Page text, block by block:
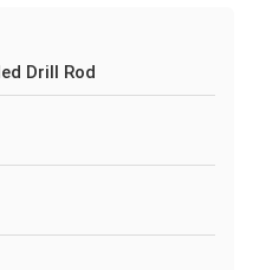
Drill Rod